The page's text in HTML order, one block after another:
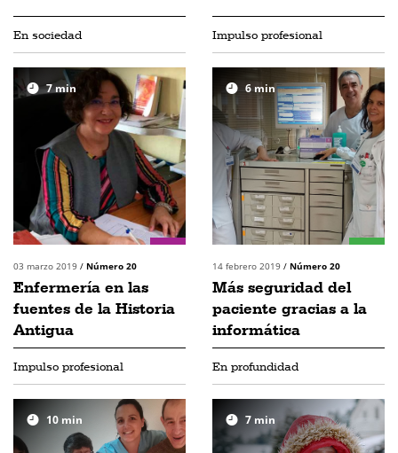
En sociedad
7min
03 marzo 2019 / Número 20
Enfermería en las
fuentes de la Historia
Antigua
Impulso profesional
6min
14 febrero 2019 / Número 20
Más seguridad del
paciente gracias a la
informática
Impulso profesional
10 min
En profundidad
7 min